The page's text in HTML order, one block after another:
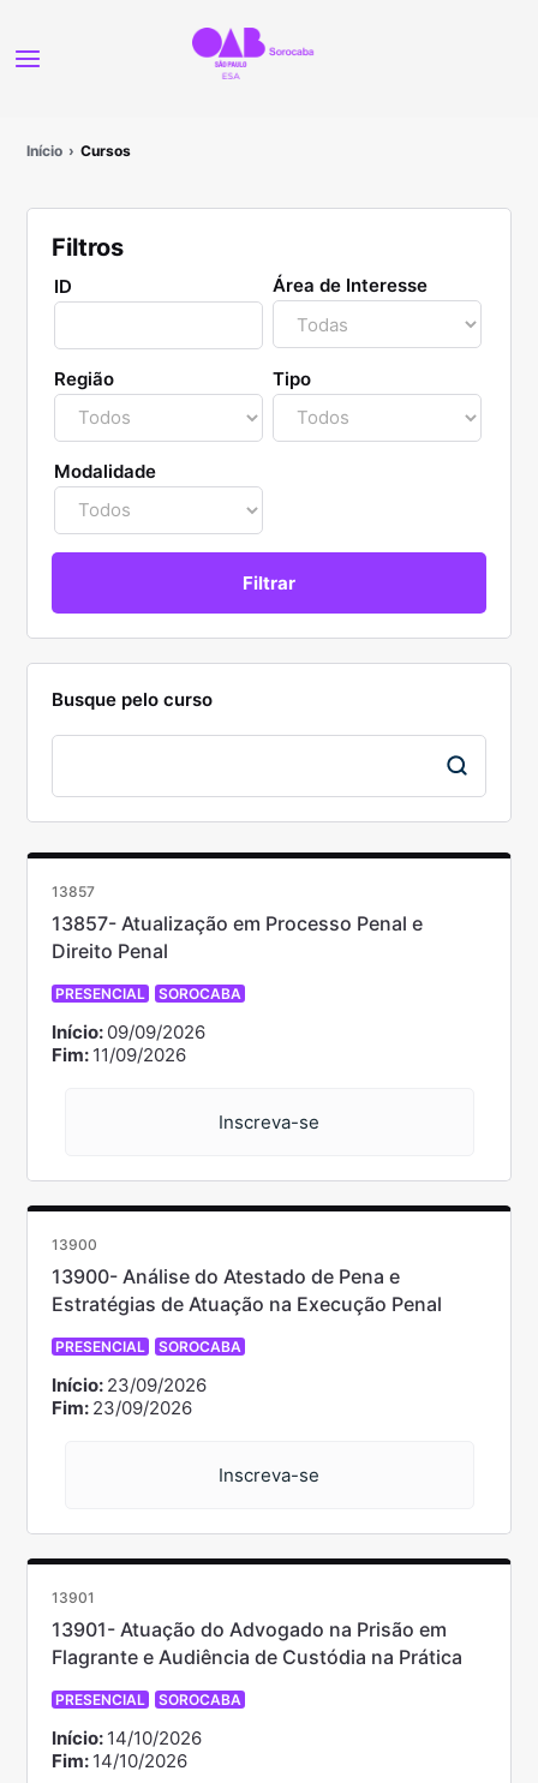
Início Cursos
Filtros
ID Área de Interesse
Região Tipo
Modalidade
Busque pelo curso
13857
13857- Atualização em Processo Penal e
Direito Penal
PRESENCIAL SOROCABA
Início: 09/09/2026
Fim: 11/09/2026
Inscreva-se
13900
13900- Análise do Atestado de Pena e
Estratégias de Atuação na Execução Penal
PRESENCIAL SOROCABA
Início: 23/09/2026
Fim: 23/09/2026
Inscreva-se
13901
13901- Atuação do Advogado na Prisão em
Flagrante e Audiência de Custódia na Prática
PRESENCIAL SOROCABA
Início: 14/10/2026
Fim: 14/10/2026